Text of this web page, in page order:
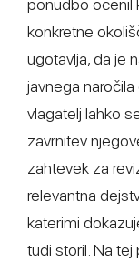
ponudbo ocenil
konkretne
ugotavlja, da je
javnega
vlagatelj lahko
zavrnitev
zahtevek za
relevantna
katerimi
tudi storil. Na